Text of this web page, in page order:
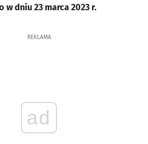
dniu 23 marca 2023 r.
REKLAMA
ad